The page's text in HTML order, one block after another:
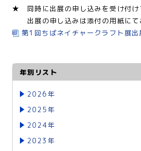
★ 同時に出展の申し込みを受け付け
出展の申し込みは添付の用紙に
第1回ちばネイチャークラフト展出
年別リスト
2026年
2025年
2024年
2023年